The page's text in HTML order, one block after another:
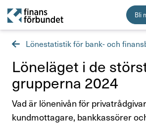
Bli
Lönestatistik för bank- och
Löne­läget i de
grup­perna 2024
Vad är lönenivån för
kundmottagare, bankkassörer